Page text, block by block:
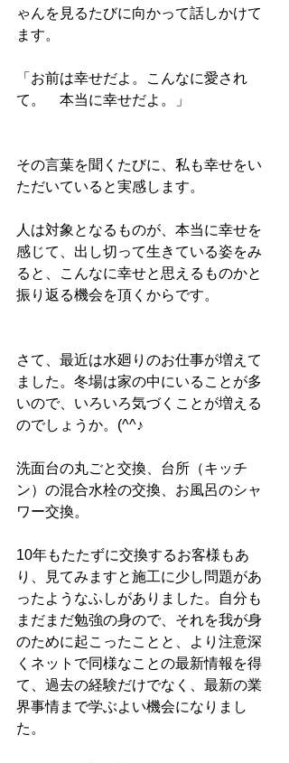
ゃんを見るたびに向かって話しかけて
ます。
「お前は幸せだよ。こんなに愛され
て。　本当に幸せだよ。」
その言葉を聞くたびに、私も幸せをい
ただいていると実感します。
人は対象となるものが、本当に幸せを
感じて、出し切って生きている姿をみ
ると、こんなに幸せと思えるものかと
振り返る機会を頂くからです。
さて、最近は水廻りのお仕事が増えて
ました。冬場は家の中にいることが多
いので、いろいろ気づくことが増える
のでしょうか。(^^♪
洗面台の丸ごと交換、台所（キッチ
ン）の混合水栓の交換、お風呂のシャ
ワー交換。
10年もたたずに交換するお客様もあ
り、見てみますと施工に少し問題があ
ったようなふしがありました。自分も
まだまだ勉強の身ので、それを我が身
のために起こったことと、より注意深
くネットで同様なことの最新情報を得
て、過去の経験だけでなく、最新の業
界事情まで学ぶよい機会になりまし
た。